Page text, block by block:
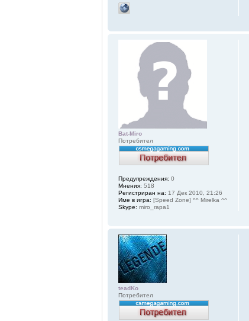
Bat-Miro
Потребител
Предупреждения: 0
Мнения: 518
Регистриран на: 17 Дек 2010, 21:26
Име в игра: [Speed Zone] ^^ Mirelka ^^
Skype: miro_rapa1
teadKo
Потребител